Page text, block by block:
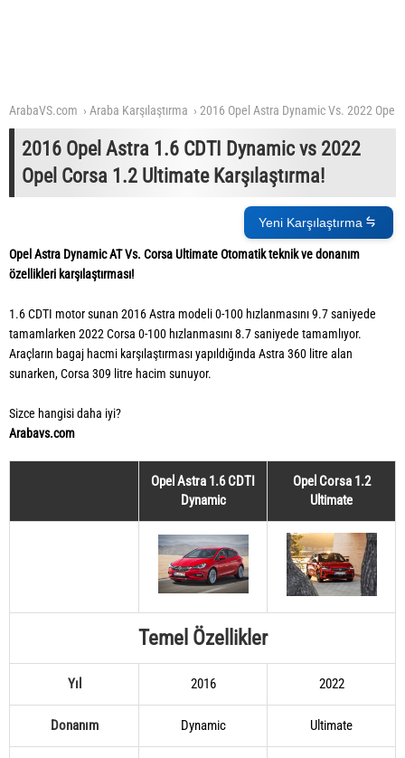
ArabaVS.com Araba Karşılaştırma 2016 Opel Astra Dynamic Vs. 2022 Opel
2016 Opel Astra 1.6 CDTI Dynamic vs 2022
Opel Corsa 1.2 Ultimate Karşılaştırma!
Yeni Karşılaştırma
Opel Astra Dynamic AT Vs. Corsa Ultimate Otomatik teknik ve donanım
özellikleri karşılaştırması!
1.6 CDTI motor sunan 2016 Astra modeli 0-100 hızlanmasını 9.7 saniyede
tamamlarken 2022 Corsa 0-100 hızlanmasını 8.7 saniyede tamamlıyor.
Araçların bagaj hacmi karşılaştırması yapıldığında Astra 360 litre alan
sunarken, Corsa 309 litre hacim sunuyor.
Sizce hangisi daha iyi?
Arabavs.com
Opel Astra 1.6 CDTI
Dynamic
Opel Corsa 1.2
Ultimate
Temel Özellikler
Yıl 2016 2022
Donanım Dynamic Ultimate